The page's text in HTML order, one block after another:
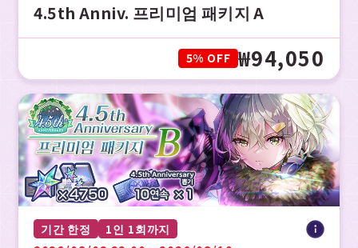
4.5th Anniv. 프리미엄 패키지 A
₩94,050
5% OFF
기간 한정 1인 1회까지